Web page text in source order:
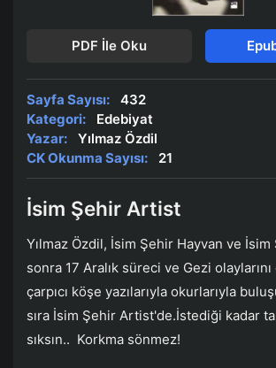
PDF İle Oku
Sayfa Sayısı:
432
Kategori:
Edebiyat
Yazar:
Yılmaz Özdil
CK Okunma Sayısı:
21
İsim Şehir Artist
Yılmaz Özdil, İsim Şehir Hayvan ve
sonra 17 Aralık süreci ve Gezi olaylarını
çarpıcı köşe yazılarıyla okurlarıyla
sıra İsim Şehir Artist'de.İstediği kadar
sıksın.. Korkma sönmez!